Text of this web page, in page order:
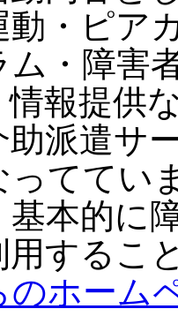
動・ピア
ム・障害
情報提供
助派遣サ
っててい
基本的に
用するこ
のホーム